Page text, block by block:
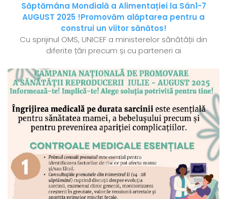
Săptămâna Mondială a Alimentației la Sân1-7
AUGUST 2025 !Promovăm alăptarea pentru a
construi un viitor sănătos!
Cu sprijinul OMS, UNICEF a ministerelor sănătății din
diferite țări precum și cu parteneri ai